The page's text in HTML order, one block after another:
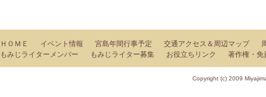
ＨＯＭＥ イベント情報 宮島年間行事予定 交通アクセス＆周辺マップ
もみじライターメンバー
もみじライター募集 お役立ちリンク 著作権・免
Copyright (c) 2009